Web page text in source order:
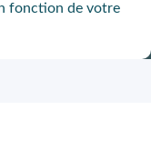
fonction de votre